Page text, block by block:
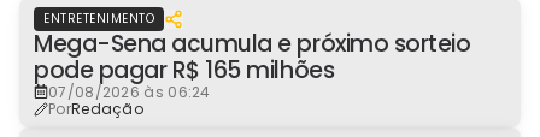
ENTRETENIMENTO
Mega-Sena acumula e próximo sorteio
pode pagar R$ 165 milhões
07/08/2026 às 06:24
PorRedação